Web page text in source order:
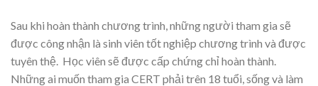
Sau khi hoàn thành chương trình, những người tham gia sẽ
được công nhận là sinh viên tốt nghiệp chương trình và được
tuyên thệ. Học viên sẽ được cấp chứng chỉ hoàn thành.
Những ai muốn tham gia CERT phải trên 18 tuổi, sống và làm